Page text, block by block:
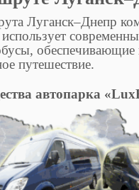
Луганск–Днепр
обеспечивающие
путешествие.
автопарка